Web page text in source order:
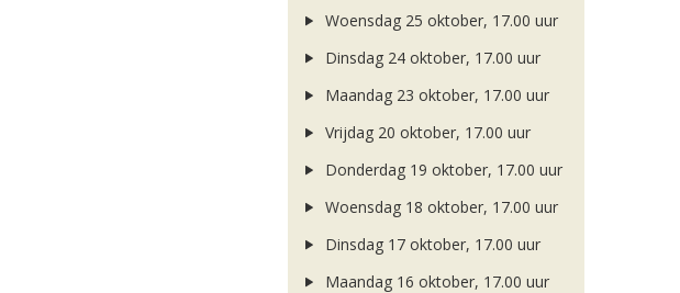
Woensdag 25 oktober, 17.00 uur
Dinsdag 24 oktober, 17.00 uur
Maandag 23 oktober, 17.00 uur
Vrijdag 20 oktober, 17.00 uur
Donderdag 19 oktober, 17.00 uur
Woensdag 18 oktober, 17.00 uur
Dinsdag 17 oktober, 17.00 uur
Maandag 16 oktober, 17.00 uur